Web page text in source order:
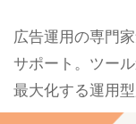
広告運用の専門
サポート。ツー
最大化する運用型